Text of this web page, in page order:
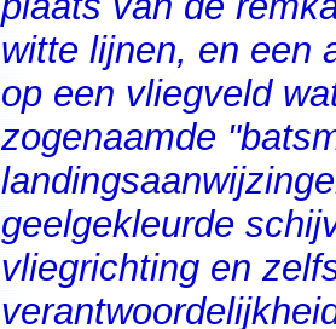
witte lijnen, en een
op een vliegveld
zogenaamde
geelgekleurde
vliegrichting en